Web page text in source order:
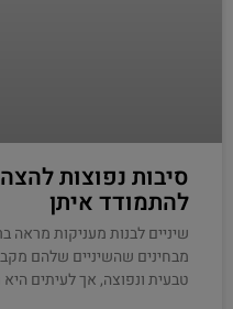
סיבות נפוצות
להתמודד איתן
שיניים לבנות מעניקות מראה
מבחינים שהשיניים שלהם
טבעית ונפוצה, אך לעיתים